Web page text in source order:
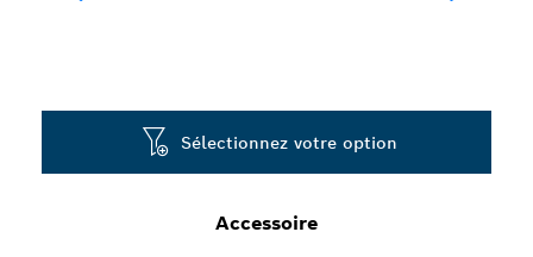
Accessoire
Sélectionnez votre option